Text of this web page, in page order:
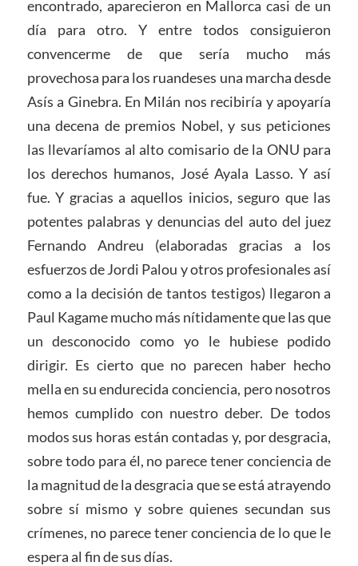
encontrado, aparecieron en Mallorca casi de un
día para otro. Y entre todos consiguieron
convencerme de que sería mucho más
provechosa para los ruandeses una marcha desde
Asís a Ginebra. En Milán nos recibiría y apoyaría
una decena de premios Nobel, y sus peticiones
las llevaríamos al alto comisario de la ONU para
los derechos humanos, José Ayala Lasso. Y así
fue. Y gracias a aquellos inicios, seguro que las
potentes palabras y denuncias del auto del juez
Fernando Andreu (elaboradas gracias a los
esfuerzos de Jordi Palou y otros profesionales así
como a la decisión de tantos testigos) llegaron a
Paul Kagame mucho más nítidamente que las que
un desconocido como yo le hubiese podido
dirigir. Es cierto que no parecen haber hecho
mella en su endurecida conciencia, pero nosotros
hemos cumplido con nuestro deber. De todos
modos sus horas están contadas y, por desgracia,
sobre todo para él, no parece tener conciencia de
la magnitud de la desgracia que se está atrayendo
sobre sí mismo y sobre quienes secundan sus
crímenes, no parece tener conciencia de lo que le
espera al fin de sus días.